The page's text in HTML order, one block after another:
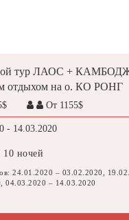
тур ЛАОС +
отдыхом на о. КО РОНГ
От 1155$
- 14.03.2020
10 ночей
24.01.2020 – 03.02.2020,
04.03.2020 – 14.03.2020